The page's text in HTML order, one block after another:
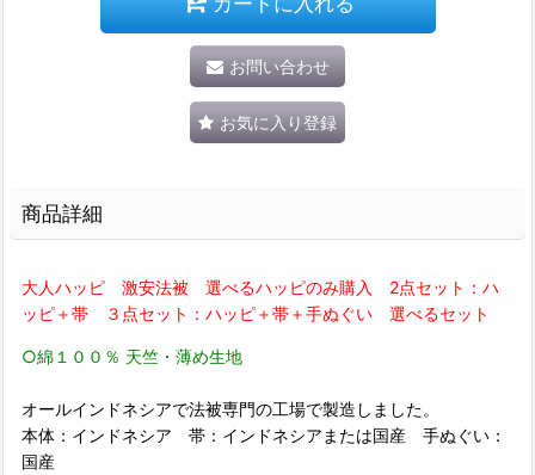
お問い合わせ
お気に入り登録
商品詳細
大人ハッピ 激安法被 選べるハッピのみ購入 2点セット：ハ
ッピ＋帯 ３点セット：ハッピ＋帯＋手ぬぐい 選べるセット
○綿１００％ 天竺・薄め生地
オールインドネシアで法被専門の工場で製造しました。
本体：インドネシア 帯：インドネシアまたは国産 手ぬぐい：
国産